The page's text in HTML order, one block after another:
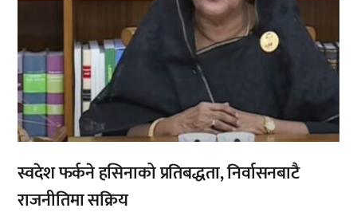
स्वदेश फर्कने हसिनाको प्रतिबद्धता, निर्वासनबाटै
राजनीतिमा सक्रिय